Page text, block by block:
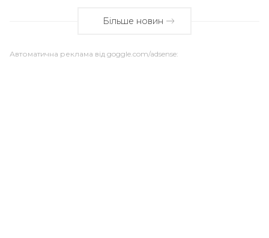
Більше новин
Автоматична реклама від goggle.com/adsense: